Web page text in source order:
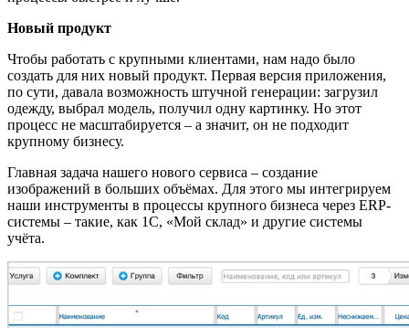
Новый продукт
Чтобы работать с крупными клиентами, нам надо было
создать для них новый продукт. Первая версия приложения,
по сути, давала возможность штучной генерации: загрузил
одежду, выбрал модель, получил одну картинку. Но этот
процесс не масштабируется – а значит, он не подходит
крупному бизнесу.
Главная задача нашего нового сервиса – создание
изображений в больших объёмах. Для этого мы интегрируем
наши инструменты в процессы крупного бизнеса через ERP-
системы – такие, как 1С, «Мой склад» и другие системы
учёта.